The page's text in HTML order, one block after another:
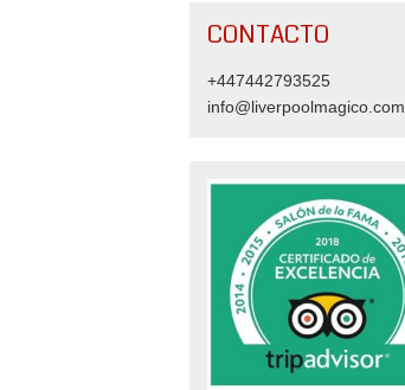
CONTACTO
+447442793525
info@liverpoolmagico.com